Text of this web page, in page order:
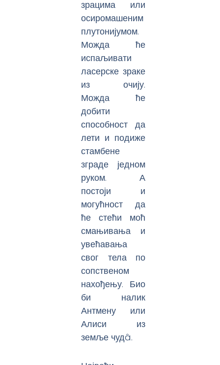
зрацима или
осиромашеним
плутонијумом.
Можда ће
испаљивати
ласерске зраке
из очију.
Можда ће
добити
способност да
лети и подиже
стамбене
зграде једном
руком. А
постоји и
могућност да
ће стећи моћ
смањивања и
увећавања
свог тела по
сопственом
нахођењу. Био
би налик
Антмену или
Алиси из
земље чудâ.